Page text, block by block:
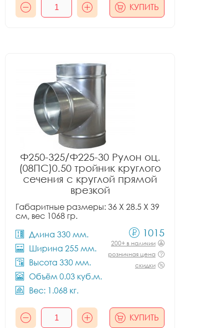
КУПИТЬ
Ф250-325/Ф225-30 Рулон оц.
(08ПС)0.50 тройник круглого
сечения с круглой прямой
врезкой
Габаритные размеры: 36 X 28.5 X 39
см, вес 1068 гр.
Длина 330 мм.
Ширина 255 мм.
Высота 330 мм.
Объём 0.03 куб.м.
Вес: 1.068 кг.
1015
200+ в наличии
розничная цена
скидки
КУПИТЬ